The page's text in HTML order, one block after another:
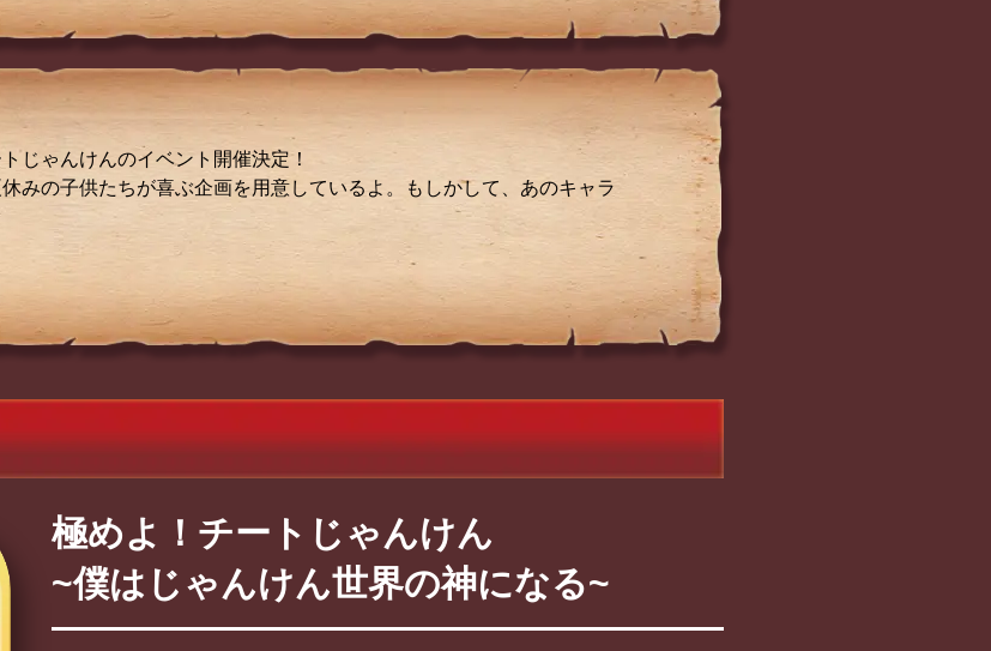
じゃんけんのイベント開催決定！
みの子供たちが喜ぶ企画を用意しているよ。もしかして、あのキャラ
極めよ！チートじゃんけん
~僕はじゃんけん世界の神になる~